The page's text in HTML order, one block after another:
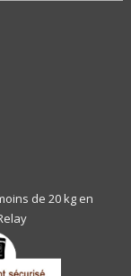
de 20 kg en